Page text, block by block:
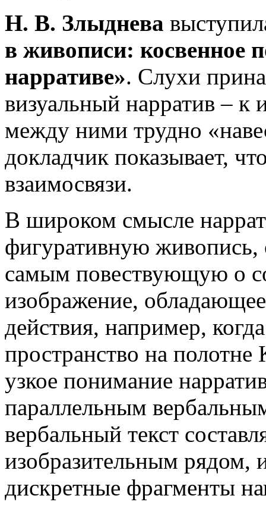
Н. В. Злыднева
в живописи: косвенное
нарративе». Слухи
визуальный нарратив – к
между ними трудно
докладчик показывает,
взаимосвязи.
В широком смысле
фигуративную
самым повествующую о
изображение,
действия, например,
пространство на
узкое понимание
параллельным
вербальный текст
изобразительным рядом,
дискретные фрагменты